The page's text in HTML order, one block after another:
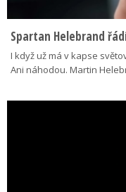
Spartan Helebrand
I když už má v kapse
Ani náhodou. Martin